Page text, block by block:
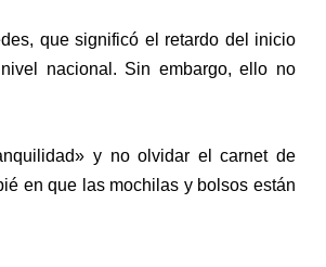
que significó el retardo del inicio
nacional. Sin embargo, ello no
y no olvidar el carnet de
en que las mochilas y bolsos están